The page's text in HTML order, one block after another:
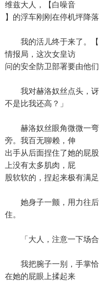
维兹大人，【白噪音
】的浮车刚刚在停机坪降落
我的活儿终于来了。【
情报局，这次女皇访
问的安全防卫部署要由他们
我对赫洛奴丝点头，讶
不是比我还高？」
赫洛奴丝眼角微微一弯
旁。我百无聊赖，伸
出手从后面捏住了她的屁
上没有太多肌肉，屁
股软软的，捏起来极有满足
她身子一颤，用力往后
住。
「大人，注意一下场合
我把腕子一别，手掌恰
在她的屁眼上揉起来